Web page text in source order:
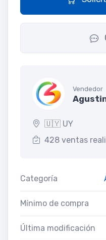
Vendedor
🇺🇾 UY
428 ventas
Categoría
Mínimo de compra
Última modificación